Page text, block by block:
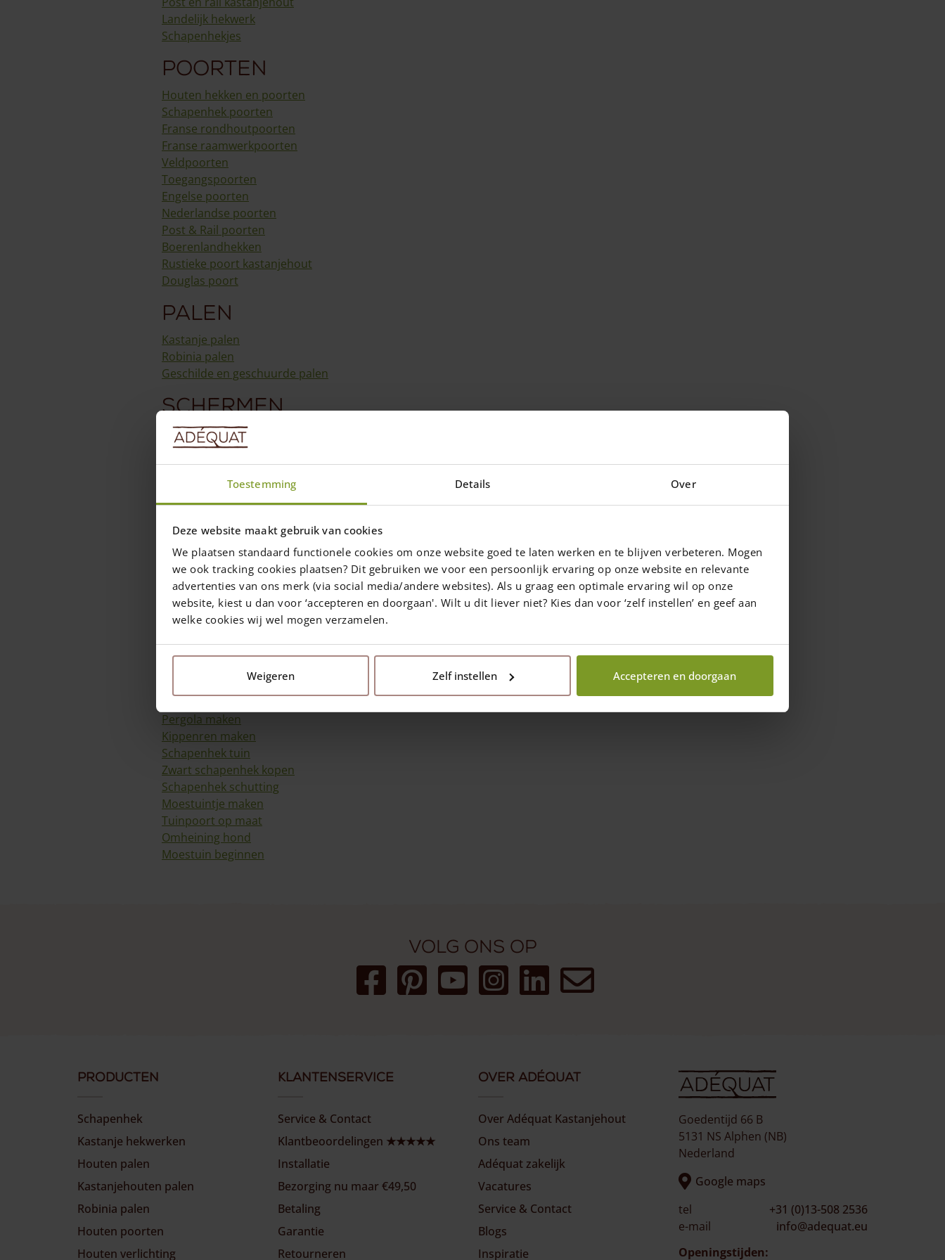
Toestemming Details Over
Deze website maakt gebruik van cookies
We plaatsen standaard functionele cookies om onze website goed te laten werken en te blijven verbeteren. Mogen
we ook tracking cookies plaatsen? Dit gebruiken we voor een persoonlijk ervaring op onze website en relevante
advertenties van ons merk (via social media/andere websites). Als u graag een optimale ervaring wil op onze
website, kiest u dan voor ‘accepteren en doorgaan'. Wilt u dit liever niet? Kies dan voor ‘zelf instellen’ en geef aan
welke cookies wij wel mogen verzamelen.
Weigeren Zelf instellen Accepteren en doorgaan
Service & ContactLandelijk hekwerk
Schapenhekjes
Poorten
Houten hekken en poorten
Schapenhek poorten
Franse rondhoutpoorten
Franse raamwerkpoorten
Veldpoorten
Toegangspoorten
Engelse poorten
Nederlandse poorten
Post & Rail poorten
Boerenlandhekken
Rustieke poort kastanjehout
Douglas poort
Palen
Kastanje palen
Robinia palen
Geschilde en geschuurde palen
Schermen
Wilgentenen
Hazelaarschermen
Rasterschermen
Kastanje schermen
Montagematerialen
Kastanje latten
Gezaagd hout
Boomstamlampen
Looppad kastanje
Meubelen
Kastanjehouten dakshingles
Toepassingen en Tips & tricks
Pergola maken
Kippenren maken
Schapenhek tuin
Zwart schapenhek kopen
Schapenhek schutting
Moestuintje maken
Tuinpoort op maat
Omheining hond
Moestuin beginnen
Volg ons op
Producten
Schapenhek
Kastanje hekwerken
Houten palen
Kastanjehouten palen
Robinia palen
Houten poorten
Houten verlichting
Klantenservice
Service & Contact
Klantbeoordelingen ★★★★★
Installatie
Bezorging nu maar €49,50
Betaling
Garantie
Retourneren
Over Adéquat
Over Adéquat Kastanjehout
Ons team
Adéquat zakelijk
Vacatures
Service & Contact
Blogs
Inspiratie
Goedentijd 66 B
5131 NS Alphen (NB)
Nederland
Google maps
tel
+31 (0)13-508 2536
e-mail
info@adequat.eu
Openingstijden: